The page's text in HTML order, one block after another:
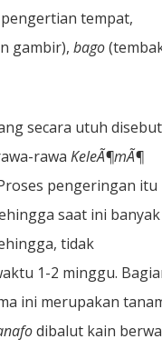
tempat,
gambir), bago
secara utuh disebut
rawa KeleÃ¶mÃ¶
pengeringan itu
saat ini banyak
tidak
1-2 minggu.
ini merupakan
dibalut kain